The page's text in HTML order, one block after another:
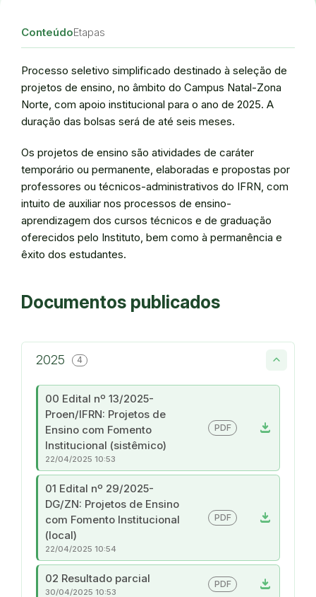
ConteúdoEtapas
Processo seletivo simplificado destinado à seleção de
projetos de ensino, no âmbito do Campus Natal-Zona
Norte, com apoio institucional para o ano de 2025. A
duração das bolsas será de até seis meses.
Os projetos de ensino são atividades de caráter
temporário ou permanente, elaboradas e propostas por
professores ou técnicos-administrativos do IFRN, com
intuito de auxiliar nos processos de ensino-
aprendizagem dos cursos técnicos e de graduação
oferecidos pelo Instituto, bem como à permanência e
êxito dos estudantes.
Documentos publicados
2025 4
00 Edital nº 13/2025-
Proen/IFRN: Projetos de
Ensino com Fomento
Institucional (sistêmico)
download
PDF
22/04/2025 10:53
01 Edital nº 29/2025-
DG/ZN: Projetos de Ensino
com Fomento Institucional
(local)
download
PDF
22/04/2025 10:54
02 Resultado parcial download
PDF
30/04/2025 10:53